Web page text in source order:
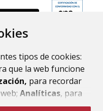
tipos de cookies:
que la web funcione
para recordar
Analíticas, para
web y sus servicios.